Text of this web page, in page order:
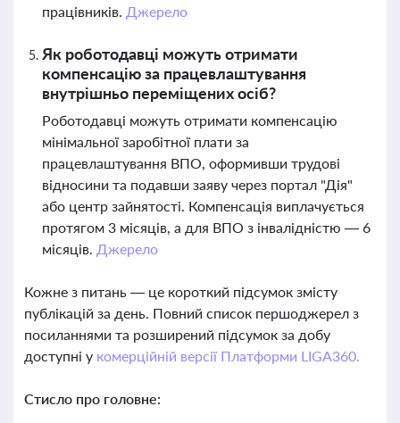
працівників. Джерело
Як роботодавці можуть отримати
компенсацію за працевлаштування
внутрішньо переміщених осіб?
Роботодавці можуть отримати компенсацію
мінімальної заробітної плати за
працевлаштування ВПО, оформивши трудові
відносини та подавши заяву через портал "Дія"
або центр зайнятості. Компенсація виплачується
протягом 3 місяців, а для ВПО з інвалідністю — 6
місяців. Джерело
Кожне з питань — це короткий підсумок змісту
публікацій за день. Повний список першоджерел з
посиланнями та розширений підсумок за добу
доступні у комерційній версії Платформи LIGA360.
Стисло про головне: